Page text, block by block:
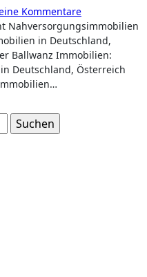
Kommentare
in Deutschland,
Ballwanz Immobilien:
Deutschland, Österreich